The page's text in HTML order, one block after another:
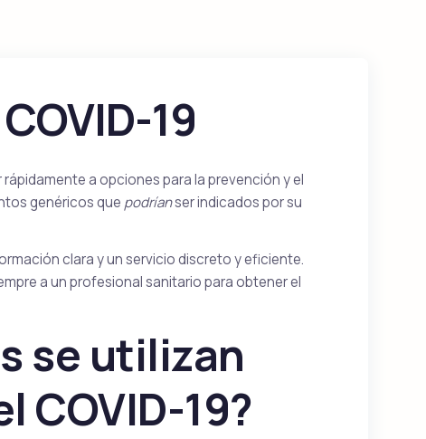
Suhagra
Sildenafil
Tadalis Sx
19
a opciones para la prevención y el
genéricos que podríanser indicados por su
clara y un servicio discreto y eficiente.
a un profesional sanitario para obtener el
se utilizan
COVID-19?